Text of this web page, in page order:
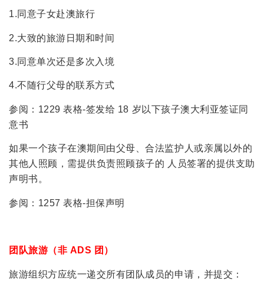
1.同意子女赴澳旅行
2.大致的旅游日期和时间
3.同意单次还是多次入境
4.不随行父母的联系方式
参阅：1229 表格-签发给 18 岁以下孩子澳大利亚签证同
意书
如果一个孩子在澳期间由父母、合法监护人或亲属以外的
其他人照顾，需提供负责照顾孩子的 人员签署的提供支助
声明书。
参阅：1257 表格-担保声明
团队旅游（非 ADS 团）
旅游组织方应统一递交所有团队成员的申请，并提交：